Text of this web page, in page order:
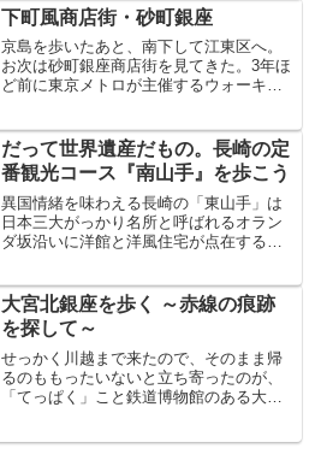
持ちはよくわかる。猿と触れ合いたい人
だっているだろう。しかし...
下町風商店街・砂町銀座
京島を歩いたあと、南下して江東区へ。
お次は砂町銀座商店街を見てきた。3年ほ
ど前に東京メトロが主催するウォーキン
いと思っていた砂町銀座商店街。住所は
江東区北砂。最寄り駅が...
だって世界遺産だもの。長崎の定
番観光コース『南山手』を歩こう
異国情緒を味わえる長崎の「東山手」は
日本三大がっかり名所と呼ばれるオラン
ダ坂沿いに洋館と洋風住宅が点在する見
手」が存在する。ただし、こう言っても
ほとんどの人はピンとこな...
大宮北銀座を歩く ～赤線の痕跡
を探して～
せっかく川越まで来たので、そのまま帰
るのももったいないと立ち寄ったのが、
「てっぱく」こと鉄道博物館のある大宮